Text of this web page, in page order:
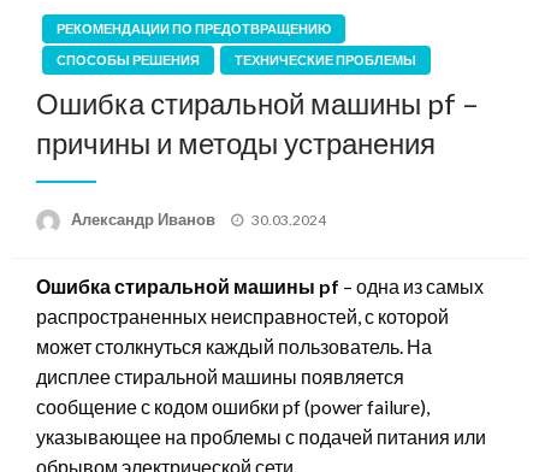
РЕКОМЕНДАЦИИ ПО ПРЕДОТВРАЩЕНИЮ
СПОСОБЫ РЕШЕНИЯ
ТЕХНИЧЕСКИЕ ПРОБЛЕМЫ
Ошибка стиральной машины pf –
причины и методы устранения
Александр Иванов
Posted
30.03.2024
Ошибка стиральной машины pf – одна из самых
распространенных неисправностей, с которой
может столкнуться каждый пользователь. На
дисплее стиральной машины появляется
сообщение с кодом ошибки pf (power failure),
указывающее на проблемы с подачей питания или
обрывом электрической сети.